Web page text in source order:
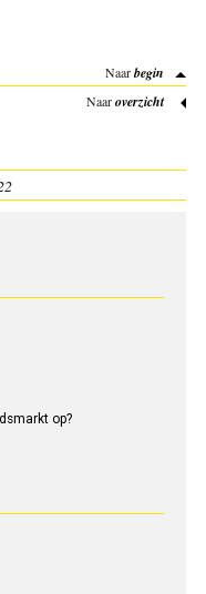
Naarbegin
Naaroverzicht
op?